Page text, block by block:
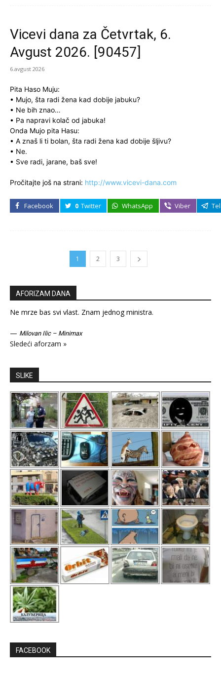
Vicevi dana za Četvrtak, 6.
Avgust 2026. [90457]
6.avgust 2026
Pita Haso Muju:
• Mujo, šta radi žena kad dobije jabuku?
• Ne bih znao…
• Pa napravi kolač od jabuka!
Onda Mujo pita Hasu:
• A znaš li ti bolan, šta radi žena kad dobije šljivu?
• Ne.
• Sve radi, jarane, baš sve!
Pročitajte još na strani: http://www.vicevi-dana.com
Facebook 0 Twitter WhatsApp Viber
1 2 3
AFORIZAM DANA
Ne mrze bas svi vlast. Znam jednog ministra.
— Milovan Ilic – Minimax
Sledeći aforzam »
SLIKE
FACEBOOK